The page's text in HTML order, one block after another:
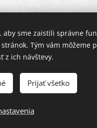
DO KOŠÍKA
aby sme zaistili správne
Tým vám môžeme
z ich návštevy.
Prijať všetko